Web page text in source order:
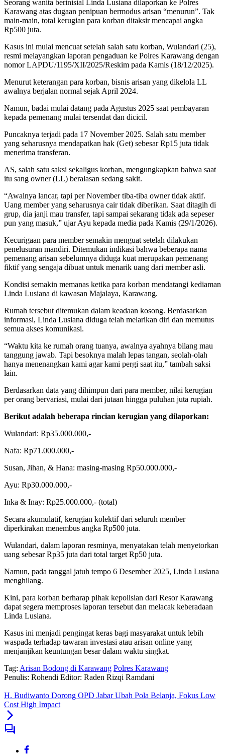
Seorang wanita berinisial Linda Lusiana dilaporkan ke Polres
Karawang atas dugaan penipuan bermodus arisan “menurun”. Tak
main-main, total kerugian para korban ditaksir mencapai angka
Rp500 juta.
Kasus ini mulai mencuat setelah salah satu korban, Wulandari (25),
resmi melayangkan laporan pengaduan ke Polres Karawang dengan
nomor LAPDU/1195/XII/2025/Reskim pada Kamis (18/12/2025).
Menurut keterangan para korban, bisnis arisan yang dikelola LL
awalnya berjalan normal sejak April 2024.
Namun, badai mulai datang pada Agustus 2025 saat pembayaran
kepada pemenang mulai tersendat dan dicicil.
Puncaknya terjadi pada 17 November 2025. Salah satu member
yang seharusnya mendapatkan hak (Get) sebesar Rp15 juta tidak
menerima transferan.
AS, salah satu saksi sekaligus korban, mengungkapkan bahwa saat
itu sang owner (LL) beralasan sedang sakit.
“Awalnya lancar, tapi per November tiba-tiba owner tidak aktif.
Uang member yang seharusnya cair tidak diberikan. Saat ditagih di
grup, dia janji mau transfer, tapi sampai sekarang tidak ada sepeser
pun yang masuk,” ujar Ayu kepada media pada Kamis (29/1/2026).
Kecurigaan para member semakin menguat setelah dilakukan
penelusuran mandiri. Ditemukan indikasi bahwa beberapa nama
pemenang arisan sebelumnya diduga kuat merupakan pemenang
fiktif yang sengaja dibuat untuk menarik uang dari member asli.
Kondisi semakin memanas ketika para korban mendatangi kediaman
Linda Lusiana di kawasan Majalaya, Karawang.
Rumah tersebut ditemukan dalam keadaan kosong. Berdasarkan
informasi, Linda Lusiana diduga telah melarikan diri dan memutus
semua akses komunikasi.
“Waktu kita ke rumah orang tuanya, awalnya ayahnya bilang mau
tanggung jawab. Tapi besoknya malah lepas tangan, seolah-olah
hanya menenangkan kami agar kami pergi saat itu,” tambah saksi
lain.
Berdasarkan data yang dihimpun dari para member, nilai kerugian
per orang bervariasi, mulai dari jutaan hingga puluhan juta rupiah.
Berikut adalah beberapa rincian kerugian yang dilaporkan:
Wulandari: Rp35.000.000,-
Nafa: Rp71.000.000,-
Susan, Jihan, & Hana: masing-masing Rp50.000.000,-
Ayu: Rp30.000.000,-
Inka & Inay: Rp25.000.000,- (total)
Secara akumulatif, kerugian kolektif dari seluruh member
diperkirakan menembus angka Rp500 juta.
Wulandari, dalam laporan resminya, menyatakan telah menyetorkan
uang sebesar Rp35 juta dari total target Rp50 juta.
Namun, pada tanggal jatuh tempo 6 Desember 2025, Linda Lusiana
menghilang.
Kini, para korban berharap pihak kepolisian dari Resor Karawang
dapat segera memproses laporan tersebut dan melacak keberadaan
Linda Lusiana.
Kasus ini menjadi pengingat keras bagi masyarakat untuk lebih
waspada terhadap tawaran investasi atau arisan online yang
menjanjikan keuntungan besar dalam waktu singkat.
Tag: Arisan Bodong di Karawang Polres Karawang
Penulis: Rohendi Editor: Raden Rizqi Ramdani
H. Budiwanto Dorong OPD Jabar Ubah Pola Belanja, Fokus Low
Cost High Impact